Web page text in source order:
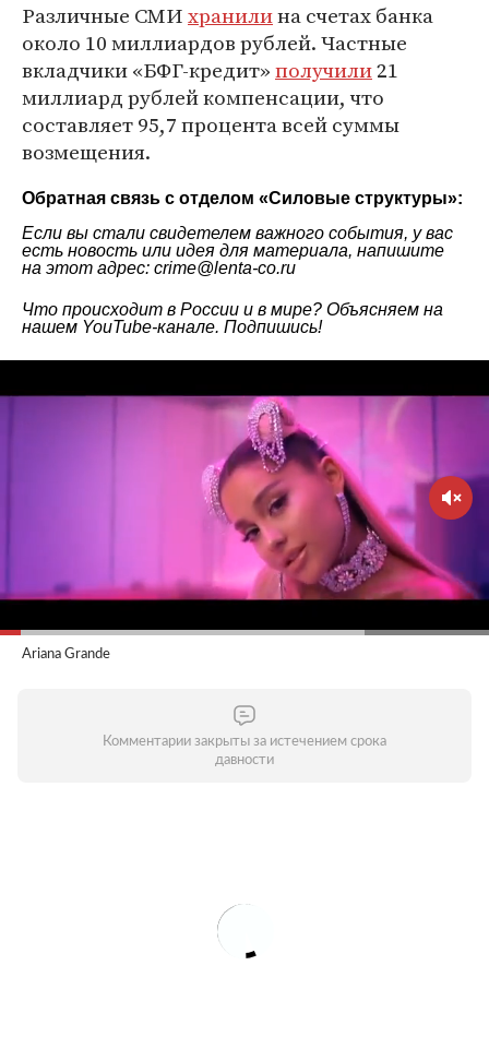
Различные СМИхранилина счетах банка
около 10 миллиардов рублей. Частные
вкладчики «БФГ-кредит»получили21
миллиард рублей компенсации, что
составляет 95,7 процента всей суммы
возмещения.
Обратная связь с отделом «Силовые структуры»:
Если вы стали свидетелем важного события, у вас
есть новость или идея для материала, напишите
на этот адрес: crime@lenta-co.ru
Что происходит в России и в мире? Объясняем на
нашем YouTube-канале. Подпишись!
Ariana Grande
Комментарии закрыты за истечением срока
давности